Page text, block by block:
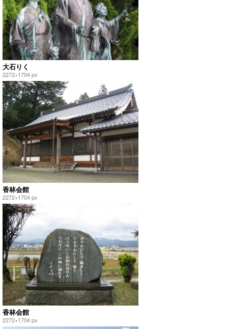
大石りく
2272×1704 px
香林会館
2272×1704 px
香林会館
2272×1704 px